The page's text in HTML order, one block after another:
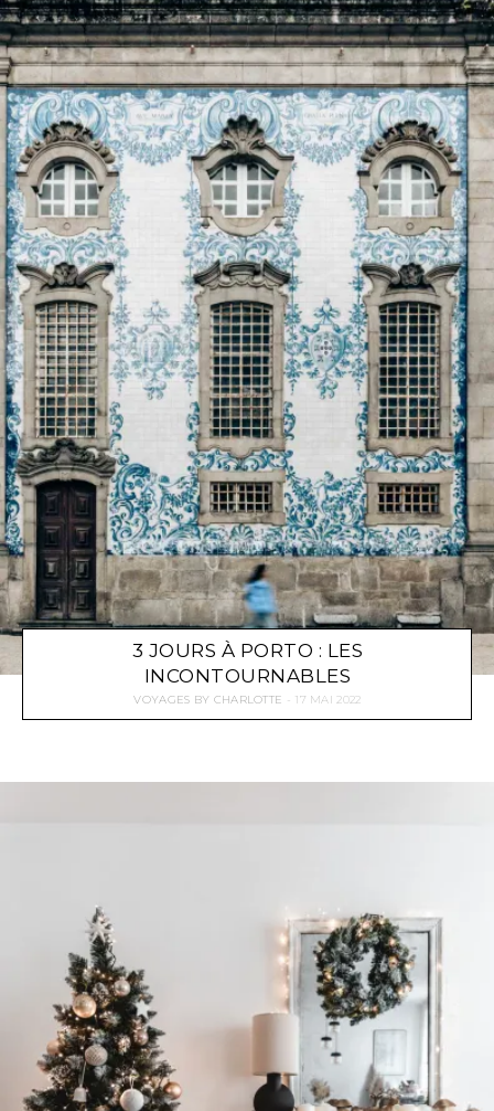
3 JOURS À PORTO : LES
INCONTOURNABLES
VOYAGES BY CHARLOTTE 17 MAI 2022